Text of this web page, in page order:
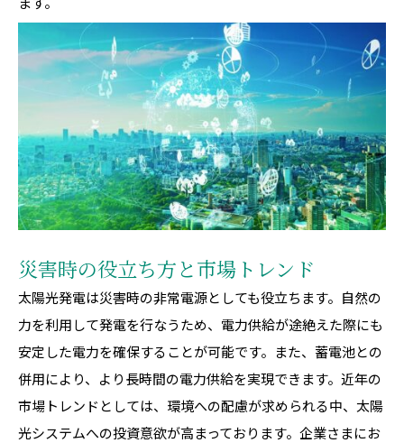
災害時の役立ち方と市場トレンド
太陽光発電は災害時の非常電源としても役立ちます。自然の
力を利用して発電を行なうため、電力供給が途絶えた際にも
安定した電力を確保することが可能です。また、蓄電池との
併用により、より長時間の電力供給を実現できます。近年の
市場トレンドとしては、環境への配慮が求められる中、太陽
光システムへの投資意欲が高まっております。企業さまにお